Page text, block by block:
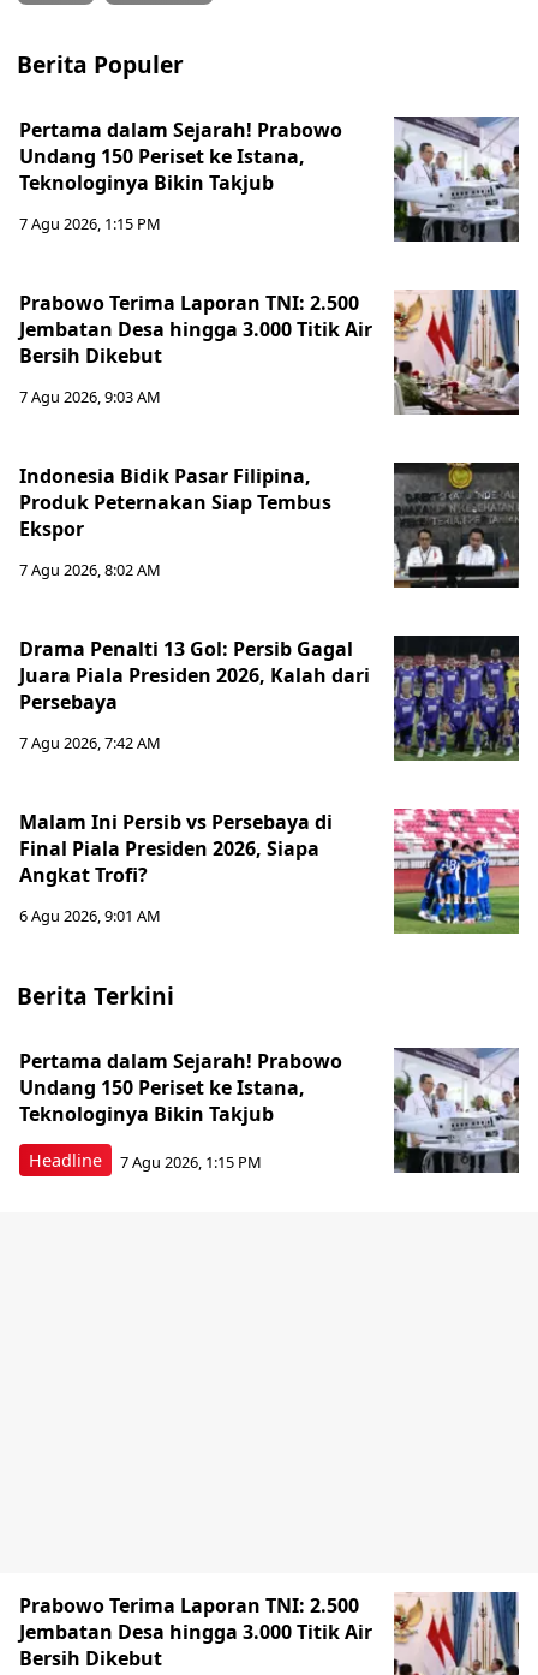
Berita Populer
Pertama dalam Sejarah! Prabowo
Undang 150 Periset ke Istana,
Teknologinya Bikin Takjub
7 Agu 2026, 1:15 PM
Prabowo Terima Laporan TNI: 2.500
Jembatan Desa hingga 3.000 Titik Air
Bersih Dikebut
7 Agu 2026, 9:03 AM
Indonesia Bidik Pasar Filipina,
Produk Peternakan Siap Tembus
Ekspor
7 Agu 2026, 8:02 AM
Drama Penalti 13 Gol: Persib Gagal
Juara Piala Presiden 2026, Kalah dari
Persebaya
7 Agu 2026, 7:42 AM
Malam Ini Persib vs Persebaya di
Final Piala Presiden 2026, Siapa
Angkat Trofi?
6 Agu 2026, 9:01 AM
Berita Terkini
Headline
Pertama dalam Sejarah! Prabowo
Undang 150 Periset ke Istana,
Teknologinya Bikin Takjub
7 Agu 2026, 1:15 PM
Prabowo Terima Laporan TNI: 2.500
Jembatan Desa hingga 3.000 Titik Air
Bersih Dikebut